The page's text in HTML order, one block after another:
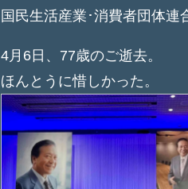
国民生活産業･消費者団体連
4月6日、77歳のご逝去。
ほんとうに惜しかった。